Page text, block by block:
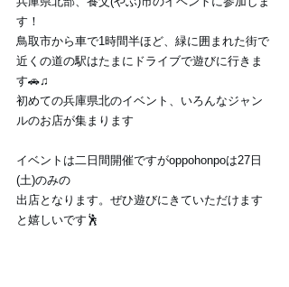
す！
鳥取市から車で1時間半ほど、緑に囲まれた街で
近くの道の駅はたまにドライブで遊びに行きま
す🚗♫
初めての兵庫県北のイベント、いろんなジャン
ルのお店が集まります
イベントは二日間開催ですがoppohonpoは27日
(土)のみの
出店となります。ぜひ遊びにきていただけます
と嬉しいです🕺